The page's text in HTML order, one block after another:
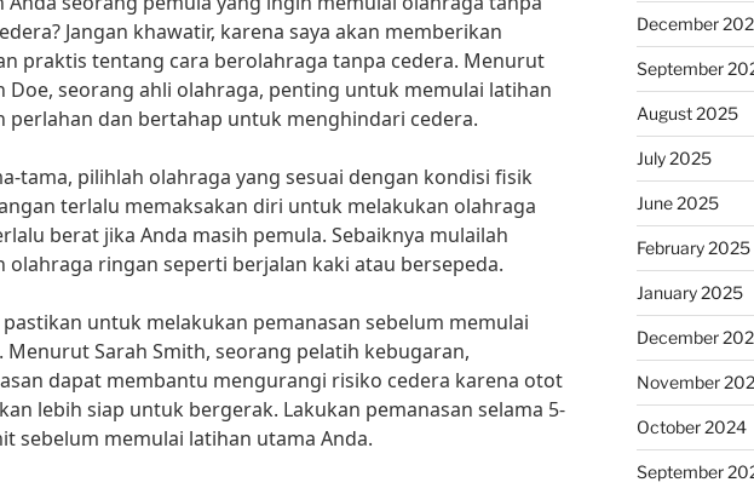
Jangan khawatir, karena saya akan memberikan
praktis tentang cara berolahraga tanpa cedera. Menurut
Doe, seorang ahli olahraga, penting untuk memulai latihan
perlahan dan bertahap untuk menghindari cedera.
tama, pilihlah olahraga yang sesuai dengan kondisi fisik
terlalu memaksakan diri untuk melakukan olahraga
berat jika Anda masih pemula. Sebaiknya mulailah
olahraga ringan seperti berjalan kaki atau bersepeda.
pastikan untuk melakukan pemanasan sebelum memulai
Menurut Sarah Smith, seorang pelatih kebugaran,
dapat membantu mengurangi risiko cedera karena otot
lebih siap untuk bergerak. Lakukan pemanasan selama 5-
sebelum memulai latihan utama Anda.
December
September
August 2025
July 2025
June 2025
February 2025
January 2025
December
November
October 2024
September